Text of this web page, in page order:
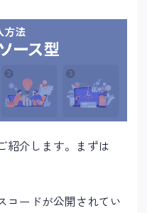
紹介します。まずは
コードが公開されてい